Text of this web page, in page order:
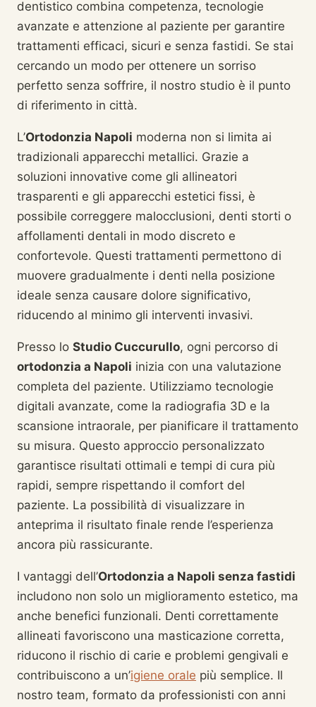
dentistico combina competenza, tecnologie
avanzate e attenzione al paziente per garantire
trattamenti efficaci, sicuri e senza fastidi. Se stai
cercando un modo per ottenere un sorriso
perfetto senza soffrire, il nostro studio è il punto
di riferimento in città.
L’Ortodonzia Napoli moderna non si limita ai
tradizionali apparecchi metallici. Grazie a
soluzioni innovative come gli allineatori
trasparenti e gli apparecchi estetici fissi, è
possibile correggere malocclusioni, denti storti o
affollamenti dentali in modo discreto e
confortevole. Questi trattamenti permettono di
muovere gradualmente i denti nella posizione
ideale senza causare dolore significativo,
riducendo al minimo gli interventi invasivi.
Presso lo Studio Cuccurullo, ogni percorso di
ortodonzia a Napoli inizia con una valutazione
completa del paziente. Utilizziamo tecnologie
digitali avanzate, come la radiografia 3D e la
scansione intraorale, per pianificare il trattamento
su misura. Questo approccio personalizzato
garantisce risultati ottimali e tempi di cura più
rapidi, sempre rispettando il comfort del
paziente. La possibilità di visualizzare in
anteprima il risultato finale rende l’esperienza
ancora più rassicurante.
I vantaggi dell’Ortodonzia a Napoli senza fastidi
includono non solo un miglioramento estetico, ma
anche benefici funzionali. Denti correttamente
allineati favoriscono una masticazione corretta,
riducono il rischio di carie e problemi gengivali e
contribuiscono a un’igiene orale più semplice. Il
nostro team, formato da professionisti con anni